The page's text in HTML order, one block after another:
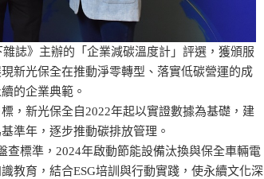
誌》主辦的「企業減碳溫度計」評選，獲頒服
新光保全在推動淨零轉型、落實低碳營運的成
的企業典範。
，新光保全自2022年起以實證數據為基礎，建
準年，逐步推動碳排放管理。
查標準，2024年啟動節能設備汰換與保全車輛電
教育，結合ESG培訓與行動實踐，使永續文化深